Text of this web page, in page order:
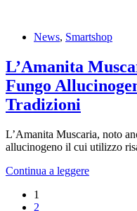
News, Smartshop
L’Amanita
Fungo
Tradizioni
L’Amanita Muscaria, noto
allucinogeno il cui utilizzo
Continua a leggere
1
2